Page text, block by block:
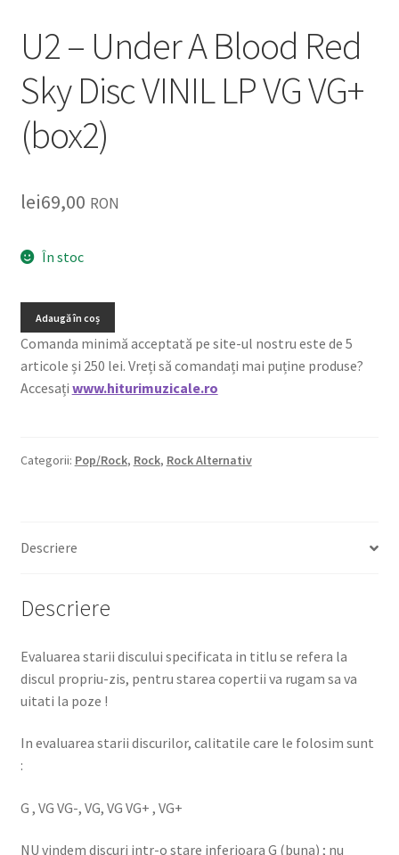
U2 ‎– Under A Blood Red
Sky Disc VINIL LP VG VG+
(box2)
lei69,00 RON
În stoc
Adaugă în coș
Comanda minimă acceptată pe site-ul nostru este de 5
articole și 250 lei. Vreți să comandați mai puține produse?
Accesați www.hiturimuzicale.ro
Categorii: Pop/Rock, Rock, Rock Alternativ
Descriere
Descriere
Evaluarea starii discului specificata in titlu se refera la
discul propriu-zis, pentru starea copertii va rugam sa va
uitati la poze !
In evaluarea starii discurilor, calitatile care le folosim sunt
:
G , VG VG-, VG, VG VG+ , VG+
NU vindem discuri intr-o stare inferioara G (buna) ; nu